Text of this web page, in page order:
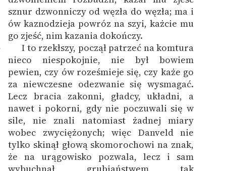
sznur dzwonniczy od węzła do węzła; ma i
ów kaznodzieja powróz na szyi, każcie mu
go zjeść, nim kazania dokończy.
I to rzekłszy, począł patrzeć na komtura
nieco niespokojnie, nie był bowiem
pewien, czy ów roześmieje się, czy każe go
za niewczesne odezwanie się wysmagać.
Lecz bracia zakonni, gładcy, układni, a
nawet i pokorni, gdy nie poczuwali się w
sile, nie znali natomiast żadnej miary
wobec zwyciężonych; więc Danveld nie
tylko skinął głową skomorochowi na znak,
że na urągowisko pozwala, lecz i sam